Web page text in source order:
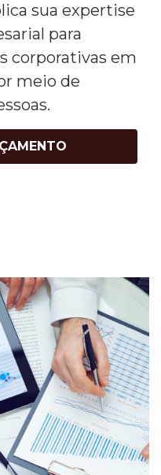
sua expertise
para
corporativas em
meio de